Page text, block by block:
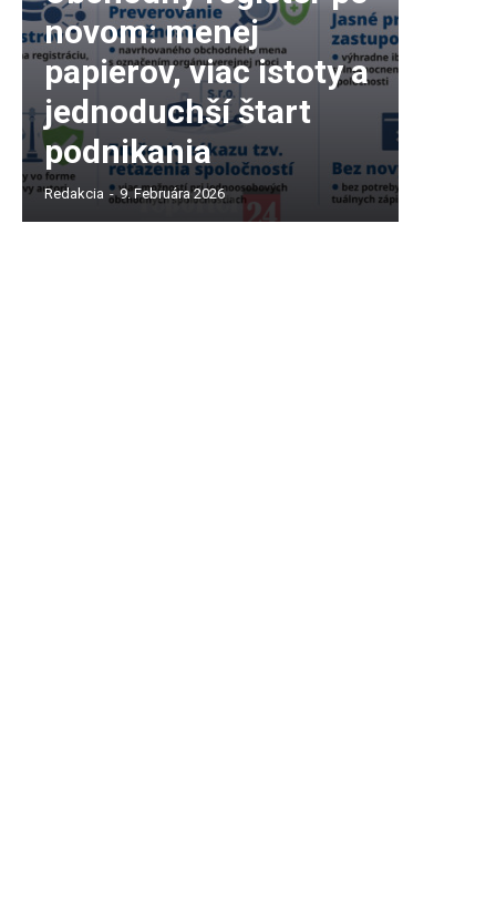
novom: menej
papierov, viac istoty a
jednoduchší štart
podnikania
Redakcia - 9. Februára 2026